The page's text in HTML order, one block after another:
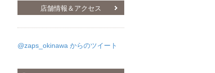
店舗情報＆アクセス
@zaps_okinawa からのツイート